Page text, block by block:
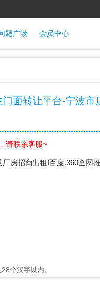
题广场 会员中心
面转让平台-宁波市
请联系客服~
房招商出租!百度,360全网
个汉字以内。